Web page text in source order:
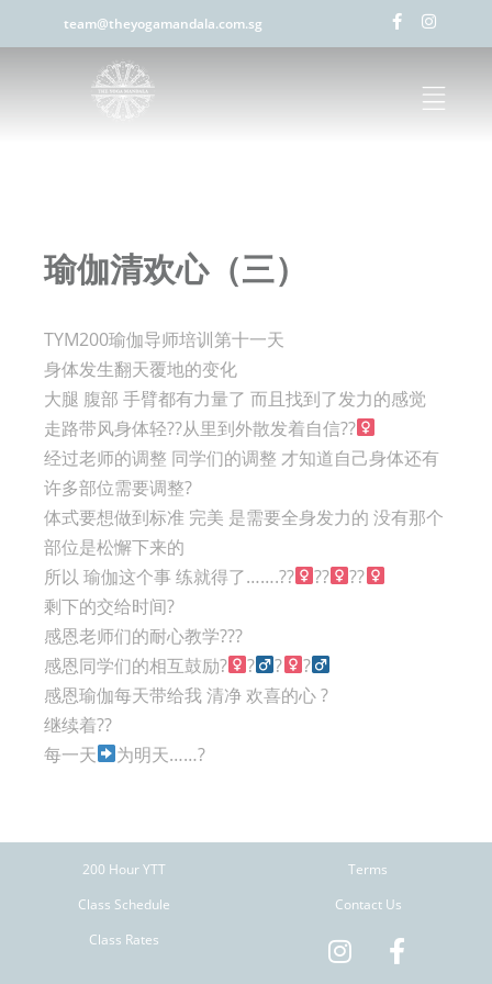
team@theyogamandala.com.sg
瑜伽清欢心（三）
TYM200瑜伽导师培训第十一天
身体发生翻天覆地的变化
大腿 腹部 手臂都有力量了 而且找到了发力的感觉
走路带风身体轻??从里到外散发着自信??‍
经过老师的调整 同学们的调整 才知道自己身体还有
许多部位需要调整?
体式要想做到标准 完美 是需要全身发力的 没有那个
部位是松懈下来的
所以 瑜伽这个事 练就得了…….??‍
??‍
??‍
剩下的交给时间?
感恩老师们的耐心教学??‍?
感恩同学们的相互鼓励?‍
?‍ ?‍
?‍
感恩瑜伽每天带给我 清净 欢喜的心 ?
继续着??
每一天
为明天……?
200 Hour YTT
Class Schedule
Class Rates
Terms
Contact Us